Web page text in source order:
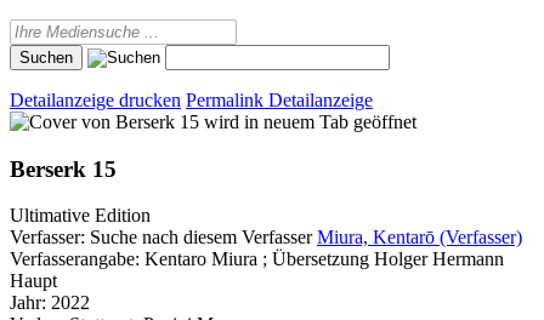
Detailanzeige drucken Permalink Detailanzeige
wird in neuem Tab geöffnet
Berserk 15
Ultimative Edition
Verfasser: Suche nach diesem Verfasser Miura, Kentarō (Verfasser)
Verfasserangabe: Kentaro Miura ; Übersetzung Holger Hermann
Haupt
Jahr: 2022